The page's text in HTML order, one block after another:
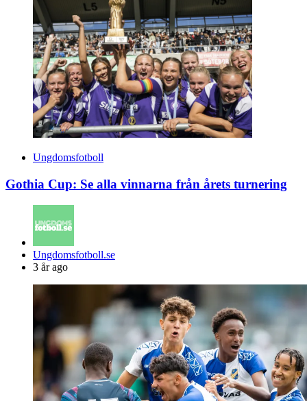
Ungdomsfotboll
Gothia Cup: Se alla vinnarna från årets turnering
Posted
by
Ungdomsfotboll.se
3 år ago